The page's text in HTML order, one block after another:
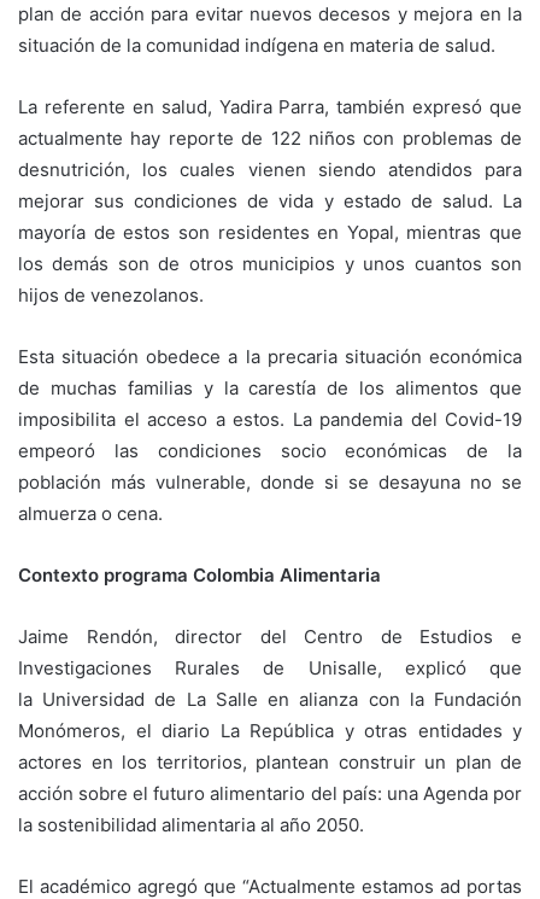
plan de acción para evitar nuevos decesos y mejora en la
situación de la comunidad indígena en materia de salud.
La referente en salud, Yadira Parra, también expresó que
actualmente hay reporte de 122 niños con problemas de
desnutrición, los cuales vienen siendo atendidos para
mejorar sus condiciones de vida y estado de salud. La
mayoría de estos son residentes en Yopal, mientras que
los demás son de otros municipios y unos cuantos son
hijos de venezolanos.
Esta situación obedece a la precaria situación económica
de muchas familias y la carestía de los alimentos que
imposibilita el acceso a estos. La pandemia del Covid-19
empeoró las condiciones socio económicas de la
población más vulnerable, donde si se desayuna no se
almuerza o cena.
Contexto programa Colombia Alimentaria
Jaime Rendón, director del Centro de Estudios e
Investigaciones Rurales de Unisalle, explicó que
la Universidad de La Salle en alianza con la Fundación
Monómeros, el diario La República y otras entidades y
actores en los territorios, plantean construir un plan de
acción sobre el futuro alimentario del país: una Agenda por
la sostenibilidad alimentaria al año 2050.
El académico agregó que “Actualmente estamos ad portas